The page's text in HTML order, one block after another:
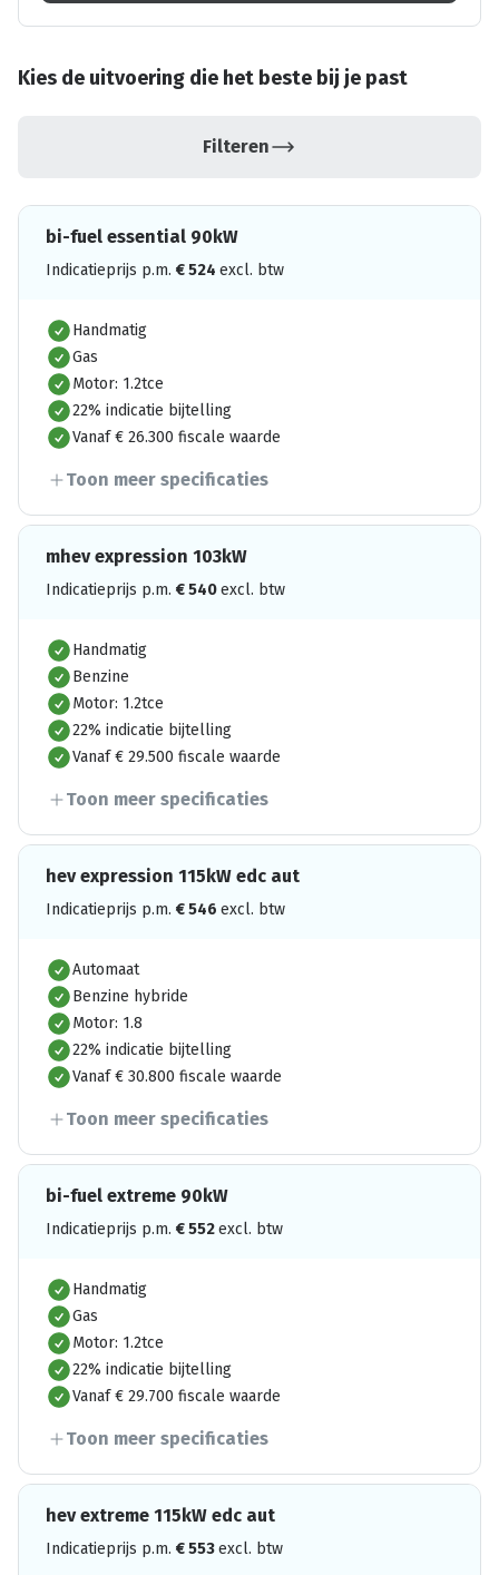
Kies de uitvoering die het beste bij je past
Filteren
bi-fuel essential 90kW
Indicatieprijs p.m. €524 excl. btw
Handmatig
Gas
Motor: 1.2tce
22% indicatie bijtelling
Vanaf € 26.300 fiscale waarde
Toon meer specificaties
mhev expression 103kW
Indicatieprijs p.m. €540excl. btw
Handmatig
Benzine
Motor: 1.2tce
22% indicatie bijtelling
Vanaf € 29.500 fiscale waarde
Toon meer specificaties
hev expression 115kW edc aut
Indicatieprijs p.m. €546 excl. btw
Automaat
Benzine hybride
Motor: 1.8
22% indicatie bijtelling
Vanaf € 30.800 fiscale waarde
Toon meer specificaties
bi-fuel extreme 90kW
Indicatieprijs p.m. €552excl. btw
Handmatig
Gas
Motor: 1.2tce
22% indicatie bijtelling
Vanaf € 29.700 fiscale waarde
Toon meer specificaties
hev extreme 115kW edc aut
Indicatieprijs p.m. €553excl. btw